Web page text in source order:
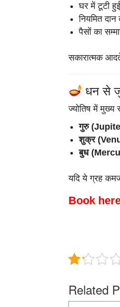
घर में टूटी
नियमित
पैसों का
सकारात्मक
धन से
ज्योतिष में
गुरु
शुक्र
बुध
यदि ये ग्रह
Book
Related